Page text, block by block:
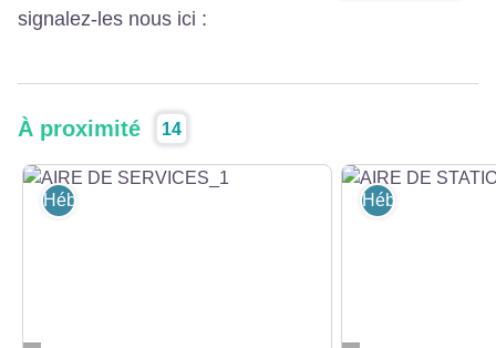
signalez-les nous ici :
À proximité 14
Hébergement Hébergement